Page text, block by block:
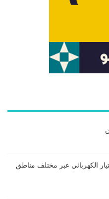
التيار الكهربائي عبر مختلف مناطق